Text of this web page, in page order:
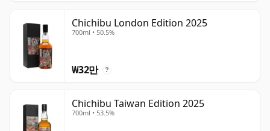
Chichibu London Edition 2025
700ml • 50.5%
₩32만 ?
Chichibu Taiwan Edition 2025
700ml • 53.5%